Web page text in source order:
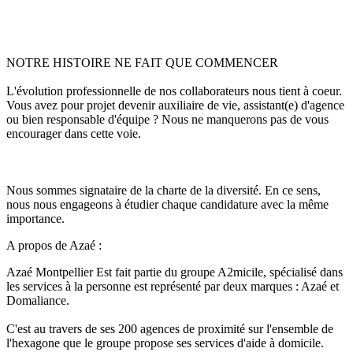
NOTRE HISTOIRE NE FAIT QUE COMMENCER
L'évolution professionnelle de nos collaborateurs nous tient à coeur.
Vous avez pour projet devenir auxiliaire de vie, assistant(e) d'agence
ou bien responsable d'équipe ? Nous ne manquerons pas de vous
encourager dans cette voie.
Nous sommes signataire de la charte de la diversité. En ce sens,
nous nous engageons à étudier chaque candidature avec la même
importance.
A propos de Azaé :
Azaé Montpellier Est fait partie du groupe A2micile, spécialisé dans
les services à la personne est représenté par deux marques : Azaé et
Domaliance.
C'est au travers de ses 200 agences de proximité sur l'ensemble de
l'hexagone que le groupe propose ses services d'aide à domicile.